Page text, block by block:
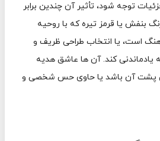
توجه شود، تأثیر آن چندین برابر
بنفش یا قرمز تیره که با روحیه
است، یا انتخاب طراحی ظریف و
یادماندنی کند. آن ها عاشق هدیه
پشت آن باشد یا حاوی حس شخصی و